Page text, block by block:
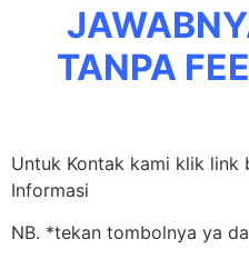
TANPA
Untuk Kontak kami klik link
Informasi
NB. *tekan tombolnya ya